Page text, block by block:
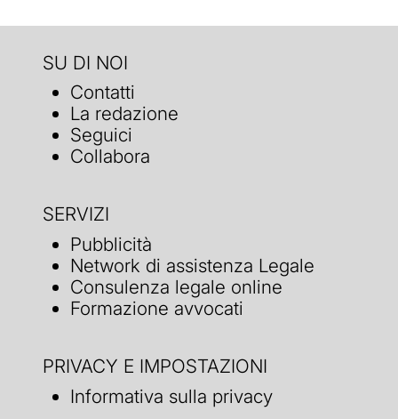
SU DI NOI
Contatti
La redazione
Seguici
Collabora
SERVIZI
Pubblicità
Network di assistenza Legale
Consulenza legale online
Formazione avvocati
PRIVACY E IMPOSTAZIONI
Informativa sulla privacy